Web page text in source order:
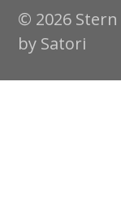
© 2026
by Satori